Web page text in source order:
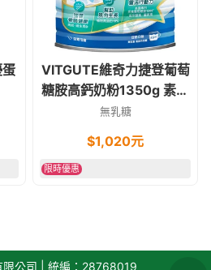
VITGUTE維奇力捷登葡萄
糖胺高鈣奶粉1350g 素食
可
無乳糖
$1,020元
限時優惠
限公司 | 統編：28768019